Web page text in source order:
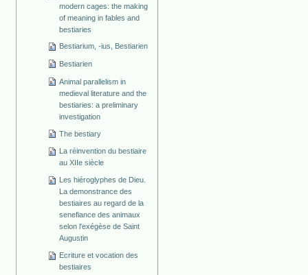
modern cages: the making
of meaning in fables and
bestiaries
Bestiarium, -ius, Bestiarien
Bestiarien
Animal parallelism in
medieval literature and the
bestiaries: a preliminary
investigation
The bestiary
La réinvention du bestiaire
au XIIe siècle
Les hiéroglyphes de Dieu.
La demonstrance des
bestiaires au regard de la
senefiance des animaux
selon l'exégèse de Saint
Augustin
Ecriture et vocation des
bestiaires